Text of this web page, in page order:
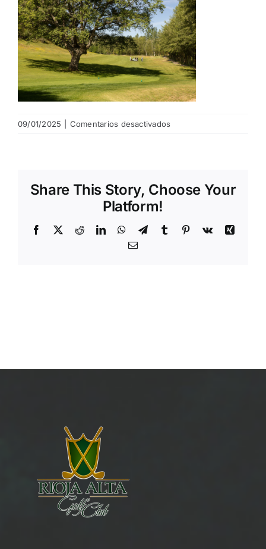
NOTICIAS
HAZTE SOCIO
OFERTAS
RESERVAR
09/01/2025 Comentarios desactivados
Share This Story, Choose Your
Platform!
Facebook
X RedditLinkedInWhatsApp
TelegramTumblr Pinterest
Vk
Xing
Email